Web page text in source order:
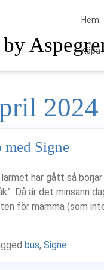
Hem
Köpa
2024
Signe
har gått så börjar
Då är det minsann
för mamma (som
bus, Signe